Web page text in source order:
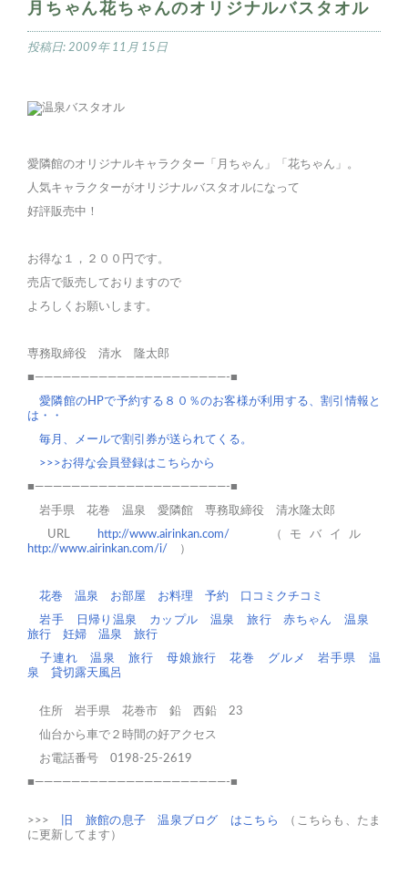
月ちゃん花ちゃんのオリジナルバスタオル
投稿日: 2009年 11月 15日
愛隣館のオリジナルキャラクター「月ちゃん」「花ちゃん」。
人気キャラクターがオリジナルバスタオルになって
好評販売中！
お得な１，２００円です。
売店で販売しておりますので
よろしくお願いします。
専務取締役 清水 隆太郎
■—————————————————————-■
愛隣館のHPで予約する８０％のお客様が利用する、割引情報と
は・・
毎月、メールで割引券が送られてくる。
>>>お得な会員登録はこちらから
■—————————————————————-■
岩手県 花巻 温泉 愛隣館 専務取締役 清水隆太郎
URL
http://www.airinkan.com/ （モバイル
http://www.airinkan.com/i/ ）
花巻 温泉 お部屋 お料理 予約
口コミクチコミ
岩手 日帰り温泉
カップル 温泉 旅行
赤ちゃん 温泉
旅行
妊婦 温泉 旅行
子連れ 温泉 旅行
母娘旅行 花巻 グルメ
岩手県 温
泉
貸切露天風呂
住所 岩手県 花巻市 鉛 西鉛 23
仙台から車で２時間の好アクセス
お電話番号 0198-25-2619
■—————————————————————-■
>>> 旧 旅館の息子 温泉ブログ はこちら
（こちらも、たま
に更新してます）